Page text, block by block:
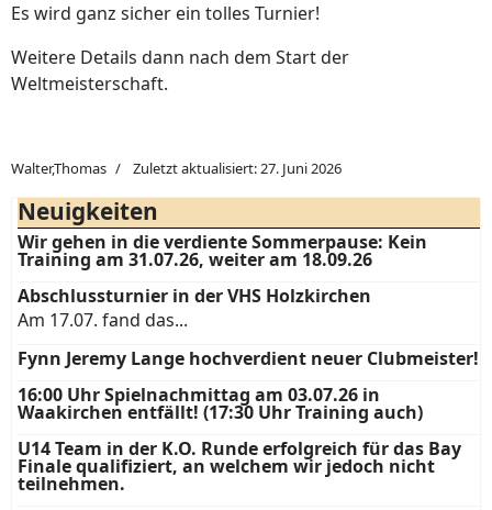
Es wird ganz sicher ein tolles Turnier!
Weitere Details dann nach dem Start der
Weltmeisterschaft.
Walter,Thomas Zuletzt aktualisiert: 27. Juni 2026
Neuigkeiten
Wir gehen in die verdiente Sommerpause: Kein
Training am 31.07.26, weiter am 18.09.26
Abschlussturnier in der VHS Holzkirchen
Am 17.07. fand das...
Fynn Jeremy Lange hochverdient neuer Clubmeister!
16:00 Uhr Spielnachmittag am 03.07.26 in
Waakirchen entfällt! (17:30 Uhr Training auch)
U14 Team in der K.O. Runde erfolgreich für das Bay
Finale qualifiziert, an welchem wir jedoch nicht
teilnehmen.